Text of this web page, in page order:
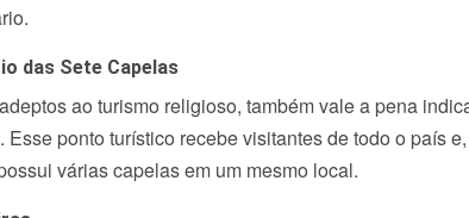
das Sete Capelas
ao turismo religioso, também vale a pena
Esse ponto turístico recebe visitantes de todo o país
várias capelas em um mesmo local.